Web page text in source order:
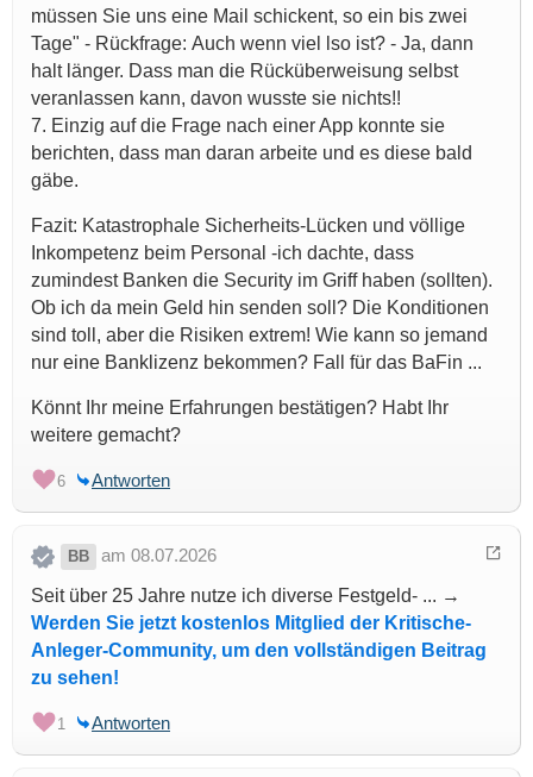
müssen Sie uns eine Mail schickent, so ein bis zwei
Tage" - Rückfrage: Auch wenn viel lso ist? - Ja, dann
halt länger. Dass man die Rücküberweisung selbst
veranlassen kann, davon wusste sie nichts!!
7. Einzig auf die Frage nach einer App konnte sie
berichten, dass man daran arbeite und es diese bald
gäbe.
Fazit: Katastrophale Sicherheits-Lücken und völlige
Inkompetenz beim Personal -ich dachte, dass
zumindest Banken die Security im Griff haben (sollten).
Ob ich da mein Geld hin senden soll? Die Konditionen
sind toll, aber die Risiken extrem! Wie kann so jemand
nur eine Banklizenz bekommen? Fall für das BaFin ...
Könnt Ihr meine Erfahrungen bestätigen? Habt Ihr
weitere gemacht?
6 Antworten
BB
am 08.07.2026
Seit über 25 Jahre nutze ich diverse Festgeld- ... →
Werden Sie jetzt kostenlos Mitglied der Kritische-
Anleger-Community, um den vollständigen Beitrag
zu sehen!
1 Antworten